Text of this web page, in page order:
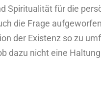
Spiritualität für die
die Frage
der Existenz so zu
dazu nicht eine